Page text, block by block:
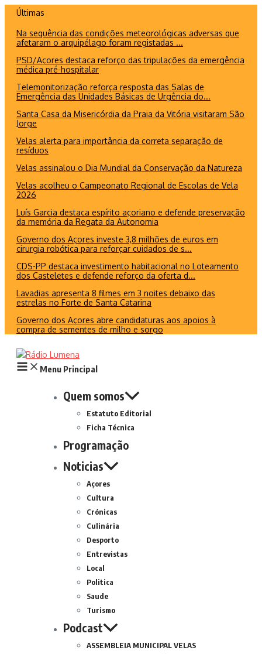
conteúdo
Últimas
Na sequência das condições meteorológicas adversas que
afetaram o arquipélago foram registadas ...
PSD/Açores destaca reforço das tripulações da emergência
médica pré-hospitalar
Telemonitorização reforça resposta das Salas de
Emergência das Unidades Básicas de Urgência do...
Santa Casa da Misericórdia da Praia da Vitória visitaram São
Jorge
Velas alerta para importância da correta separação de
resíduos
Velas assinalou o Dia Mundial da Conservação da Natureza
Velas acolheu o Campeonato Regional de Escolas de Vela
2026
Luís Garcia destaca espírito açoriano e defende preservação
da memória da Regata da Autonomia
Governo dos Açores investe 3,8 milhões de euros em
cirurgia robótica para reforçar cuidados de s...
CDS-PP destaca investimento habitacional no Loteamento
dos Casteletes e defende reforço da oferta d...
Lavadias apresenta 8 filmes em 3 noites debaixo das
estrelas no Forte de Santa Catarina
Governo dos Açores abre candidaturas aos apoios à
compra de sementes de milho e sorgo
Menu Principal
Quem somos
Estatuto Editorial
Ficha Técnica
Programação
Noticias
Açores
Cultura
Crónicas
Culinária
Desporto
Entrevistas
Local
Politica
Saude
Turismo
Podcast
ASSEMBLEIA MUNICIPAL VELAS